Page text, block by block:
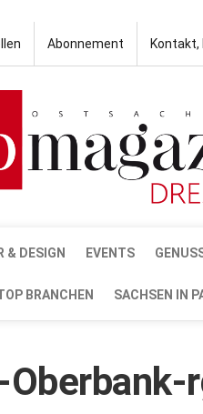
Abonnement
& DESIGN EVENTS
BRANCHEN SACHSEN IN
Oberbank-